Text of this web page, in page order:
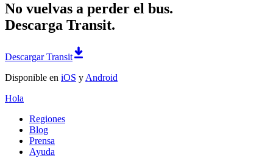
No vuelvas a perder el bus.
Descarga Transit.
Descargar Transit
Disponible en iOS y Android
Hola
Regiones
Blog
Prensa
Ayuda